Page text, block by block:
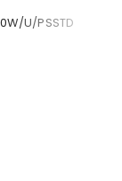
U/PSSTD